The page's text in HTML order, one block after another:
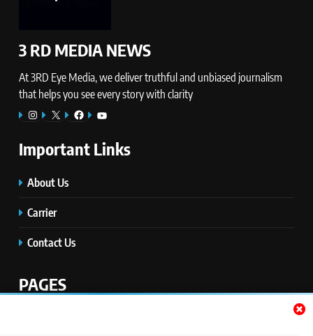
3 RD MEDIA NEWS
At 3RD Eye Media, we deliver truthful and unbiased journalism
that helps you see every story with clarity
Instagram
X Facebook
YouTube
Important Links
About Us
Carrier
Contact Us
PAGES